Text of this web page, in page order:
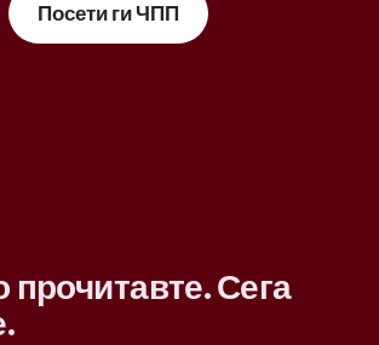
Посети ги ЧПП
Сега